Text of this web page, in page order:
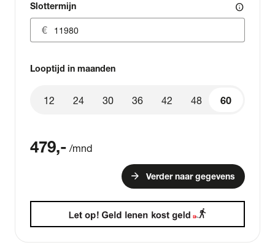
Slottermijn info
Looptijd in maanden
60
12 24 30 36 42 48 60
479,- /mnd
arrow_forward Verder naar gegevens